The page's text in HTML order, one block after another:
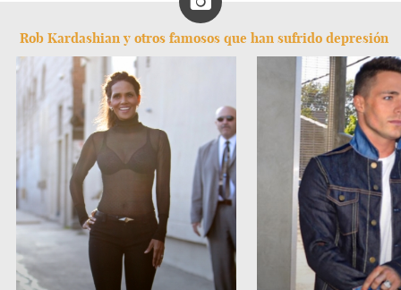
Rob Kardashian y otros famosos que han sufrido depresión